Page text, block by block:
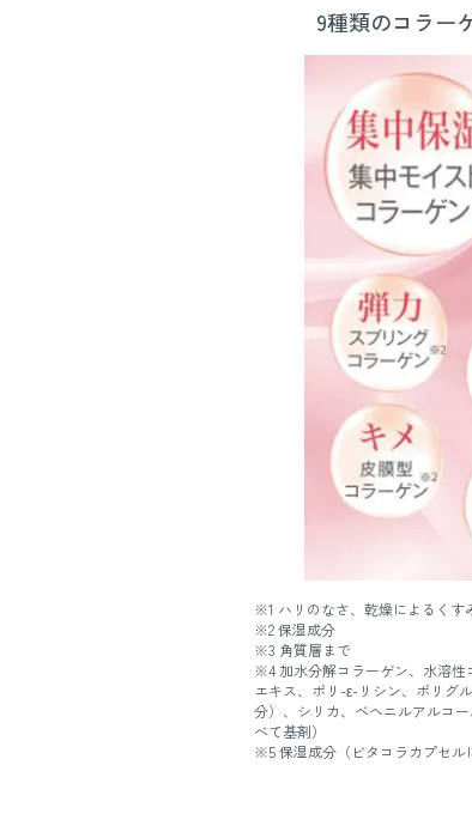
9種類のコラー
※1 ハリのなさ、乾燥によるくす
※2 保湿成分
※3 角質層まで
※4 加水分解コラーゲン、水溶性
エキス、ポリ-ε-リシン、ポリグ
分）、シリカ、ベヘニルアルコ
べて基剤）
※5 保湿成分（ビタコラカプセル